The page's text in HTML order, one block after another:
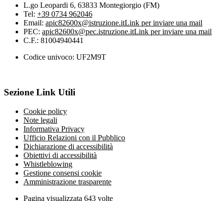
L.go Leopardi 6, 63833 Montegiorgio (FM)
Tel: +39 0734 962046
Email: apic82600x@istruzione.itLink per inviare una mail
PEC: apic82600x@pec.istruzione.itLink per inviare una mail
C.F.: 81004940441
Codice univoco: UF2M9T
Sezione Link Utili
Cookie policy
Note legali
Informativa Privacy
Ufficio Relazioni con il Pubblico
Dichiarazione di accessibilità
Obiettivi di accessibilità
Whistleblowing
Gestione consensi cookie
Amministrazione trasparente
Pagina visualizzata 643 volte